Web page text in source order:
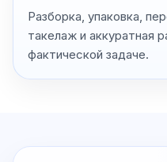
Разборка, упаковка,
такелаж и аккуратная
фактической задаче.